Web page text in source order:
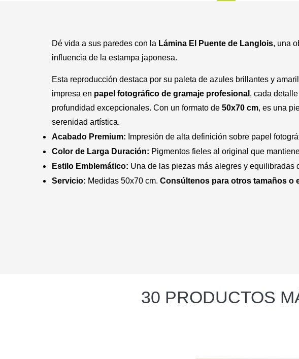
Dé vida a sus paredes con la Lámina El Puente de Langlois, una
influencia de la estampa japonesa.
Esta reproducción destaca por su paleta de azules brillantes y
impresa en papel fotográfico de gramaje profesional , cada
profundidad excepcionales. Con un formato de 50x70 cm, es una
serenidad artística.
Acabado Premium: Impresión de alta definición sobre papel
Color de Larga Duración: Pigmentos fieles al original que
Estilo Emblemático: Una de las piezas más alegres y equilibradas
Servicio: Medidas 50x70 cm. Consúltenos para otros tamaños o
30 PRODUCTOS